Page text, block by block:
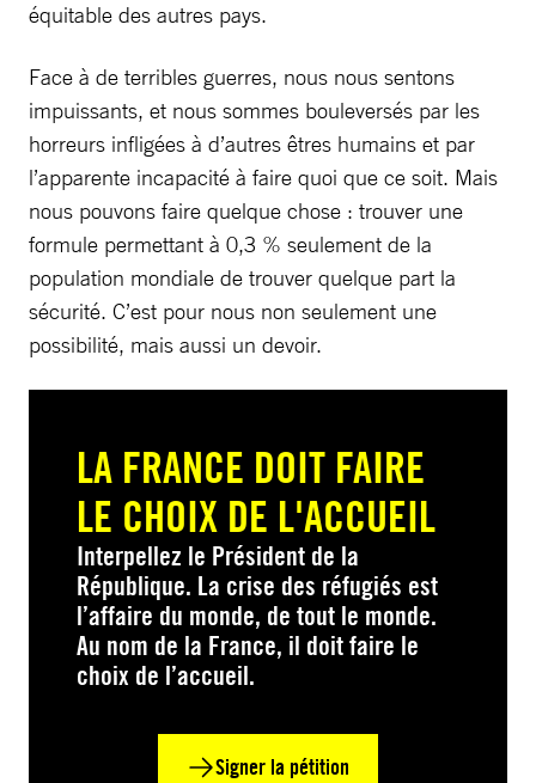
équitable des autres pays.
Face à de terribles guerres, nous nous sentons
impuissants, et nous sommes bouleversés par les
horreurs infligées à d’autres êtres humains et par
l’apparente incapacité à faire quoi que ce soit. Mais
nous pouvons faire quelque chose : trouver une
formule permettant à 0,3 % seulement de la
population mondiale de trouver quelque part la
sécurité. C’est pour nous non seulement une
possibilité, mais aussi un devoir.
LA FRANCE DOIT FAIRE
LE CHOIX DE L'ACCUEIL
Interpellez le Président de la
République. La crise des réfugiés est
l’affaire du monde, de tout le monde.
Au nom de la France, il doit faire le
choix de l’accueil.
Signer la pétition